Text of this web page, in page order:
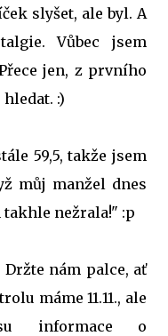
slyšet, ale byl. A
Vůbec jsem
jen, z prvního
:)
59,5, takže jsem
můj manžel dnes
takhle nežrala!" :p
nám palce, ať
máme 11.11., ale
informace o